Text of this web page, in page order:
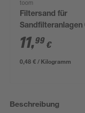
toom
Filtersand für
Sandfilteranlagen
1,2 mm 25 kg
11,99 €
0,48 € / Kilogramm
Beschreibung